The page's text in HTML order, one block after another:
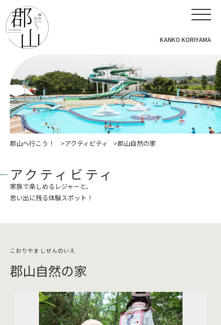
KANKO KORIYAMA
郡山へ行こう！ アクティビティ 郡山自然の家
アクティビティ
家族で楽しめるレジャーと、
思い出に残る体験スポット！
郡山自然の家